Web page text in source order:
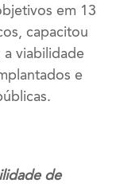
em 13
capacitou
viabilidade
e
de